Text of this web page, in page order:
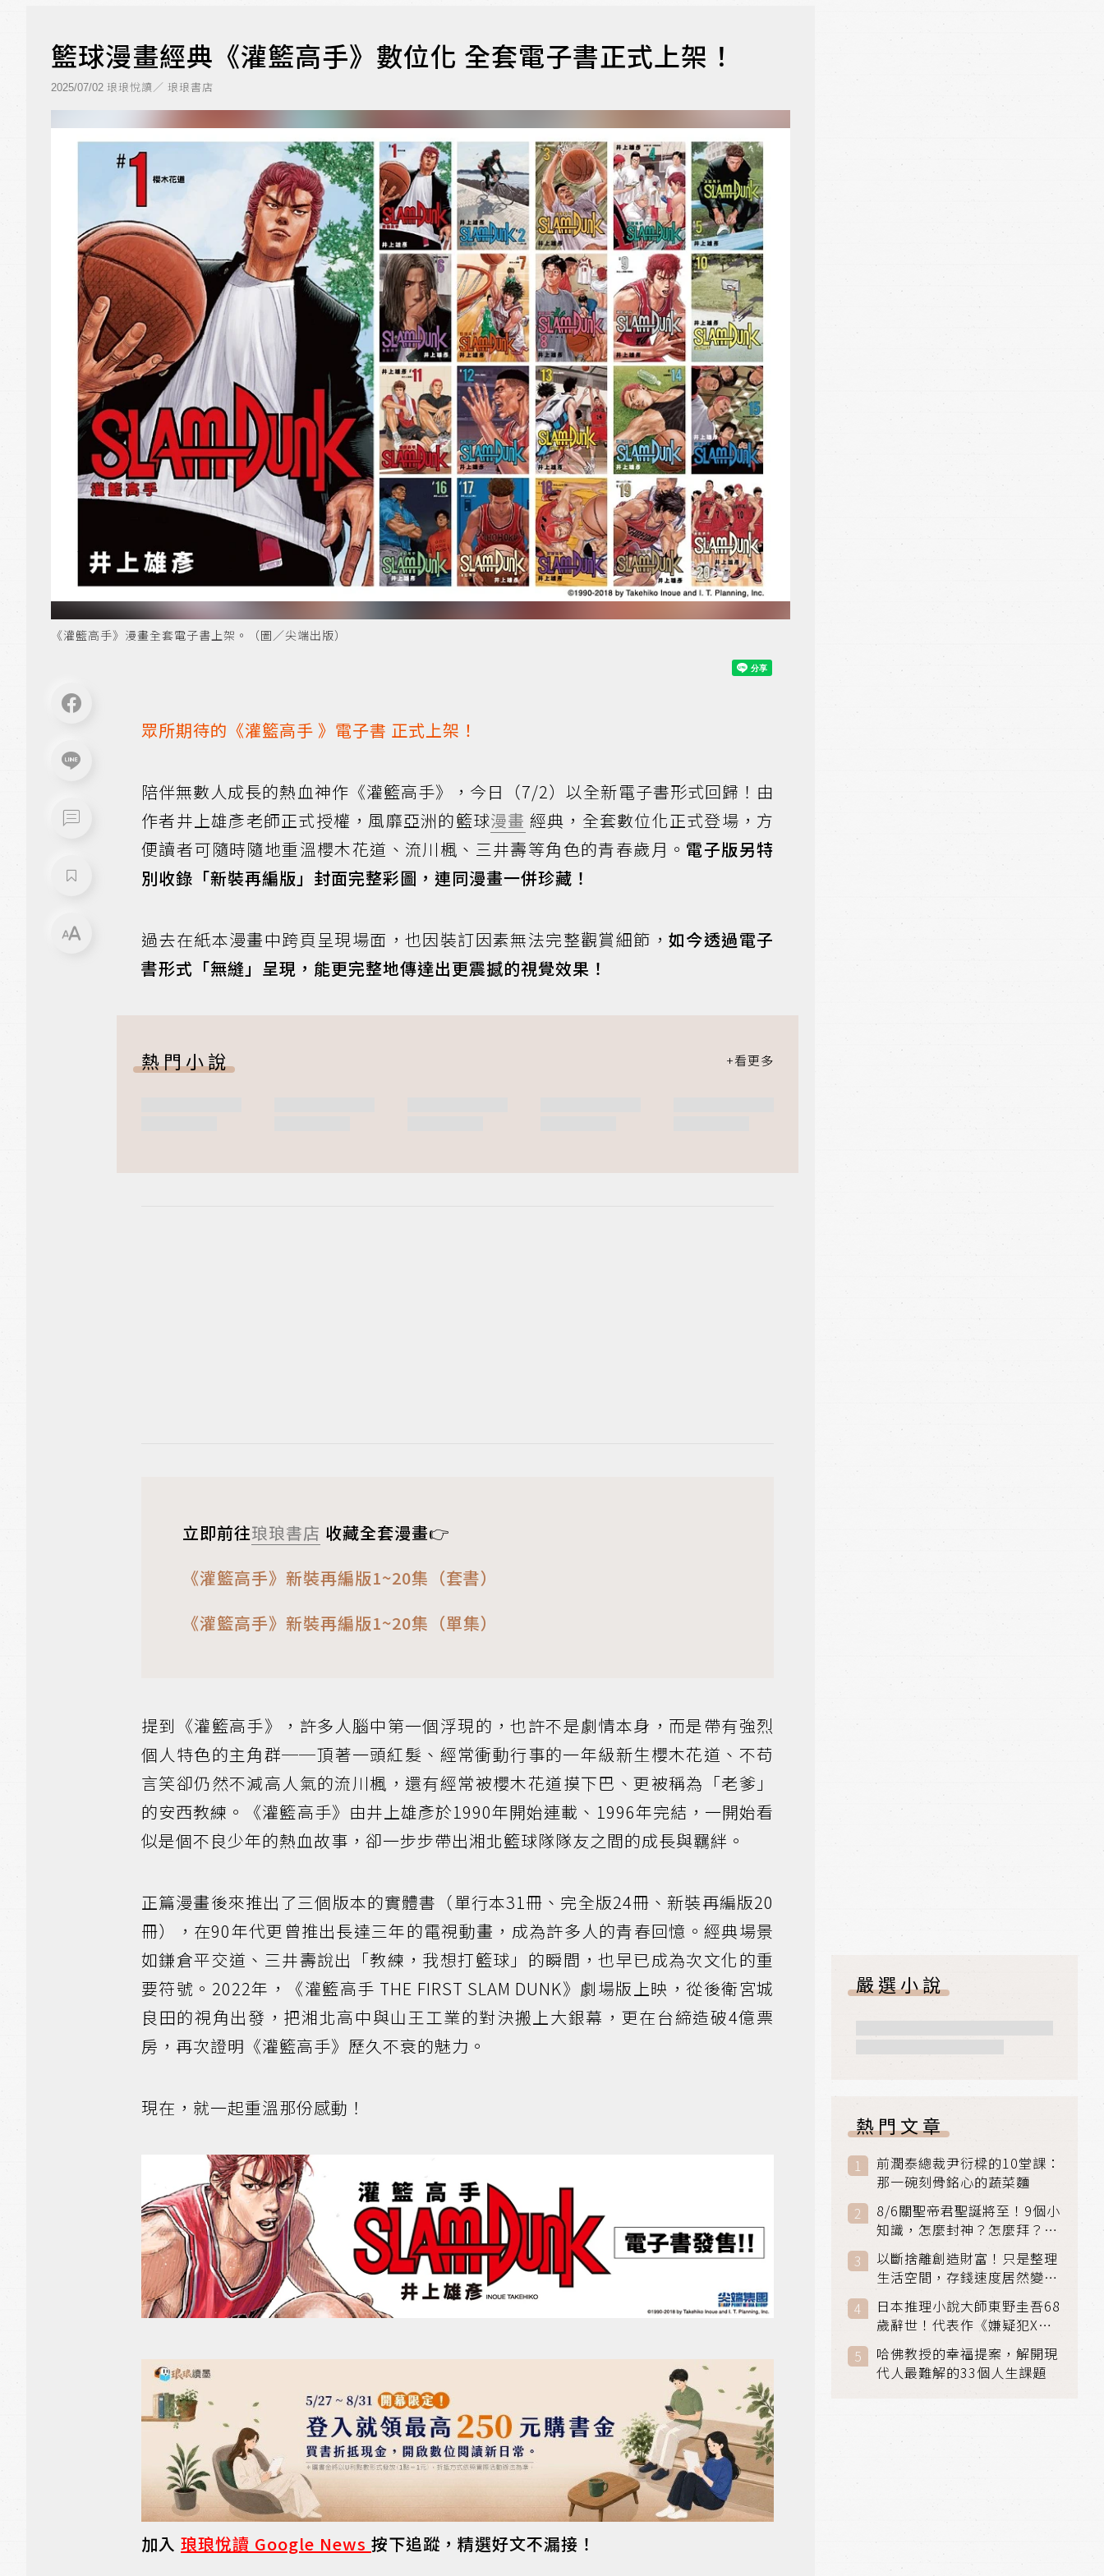
籃球漫畫經典《灌籃高手》數位化 全套電子書正式上架！
2025/07/02 琅琅悅讀／ 琅琅書店
《灌籃高手》漫畫全套電子書上架。（圖／尖端出版）
眾所期待的《灌籃高手 》 電子書 正式上架！
陪伴無數人成長的熱血神作《灌籃高手》，今日（7/2）以全新電子書形式回歸！由
作者井上雄彥老師正式授權，風靡亞洲的籃球漫畫 經典，全套數位化正式登場，方
便讀者可隨時隨地重溫櫻木花道、流川楓、三井壽等角色的青春歲月。 電子版另特
別收錄「新裝再編版」封面完整彩圖，連同漫畫一併珍藏！
過去在紙本漫畫中跨頁呈現場面，也因裝訂因素無法完整觀賞細節， 如今透過電子
書形式「無縫」呈現，能更完整地傳達出更震撼的視覺效果！
熱門小說
立即前往琅琅書店 收藏全套漫畫👉
《灌籃高手》新裝再編版1~20集（套書）
《灌籃高手》新裝再編版1~20集（單集）
提到《灌籃高手》，許多人腦中第一個浮現的，也許不是劇情本身，而是帶有強烈
個人特色的主角群──頂著一頭紅髮、經常衝動行事的一年級新生櫻木花道、不苟
言笑卻仍然不減高人氣的流川楓，還有經常被櫻木花道摸下巴、更被稱為「老爹」
的安西教練。《灌籃高手》由井上雄彥於1990年開始連載、1996年完結，一開始看
似是個不良少年的熱血故事，卻一步步帶出湘北籃球隊隊友之間的成長與羈絆。
正篇漫畫後來推出了三個版本的實體書（單行本31冊、完全版24冊、新裝再編版20
冊），在90年代更曾推出長達三年的電視動畫，成為許多人的青春回憶。經典場景
如鎌倉平交道、三井壽說出「教練，我想打籃球」的瞬間，也早已成為次文化的重
要符號。2022年，《灌籃高手 THE FIRST SLAM DUNK》劇場版上映，從後衛宮城
良田的視角出發，把湘北高中與山王工業的對決搬上大銀幕，更在台締造破4億票
房，再次證明《灌籃高手》歷久不衰的魅力。
現在，就一起重溫那份感動！
加入 琅琅悅讀 Google News 按下追蹤，精選好文不漏接！
嚴選小說
熱門文章
前潤泰總裁尹衍樑的10堂課：
那一碗刻骨銘心的蔬菜麵
8/6關聖帝君聖誕將至！9個小
知識，怎麼封神？怎麼拜？該
拜哪個關帝？
以斷捨離創造財富！只是整理
生活空間，存錢速度居然變快
日本推理小說大師東野圭吾68
歲辭世！代表作《嫌疑犯X的
獻身》《解憂雜貨店》獲獎無
數
哈佛教授的幸福提案，解開現
代人最難解的33個人生課題